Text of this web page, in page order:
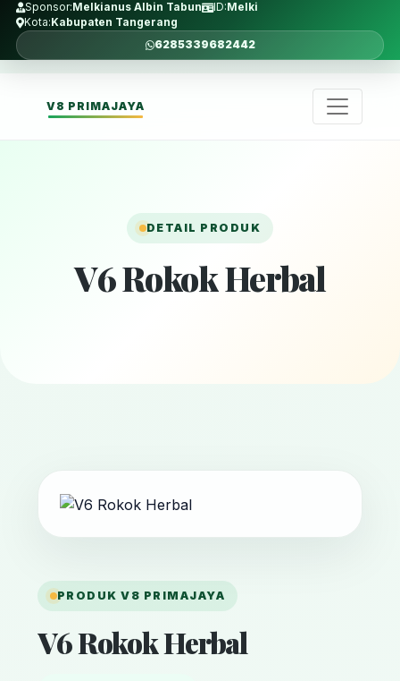
Sponsor: Melkianus Albin Tabun ID: Melki
Kota: Kabupaten Tangerang
6285339682442
V8 PRIMAJAYA
DETAIL PRODUK
V6 Rokok Herbal
PRODUK V8 PRIMAJAYA
V6 Rokok Herbal